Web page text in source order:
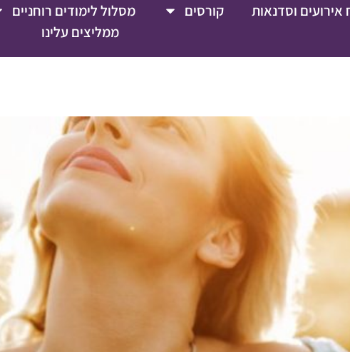
אירועים וסדנאות קורסים מסלול לימודים רוחניים
ממליצים עלינו